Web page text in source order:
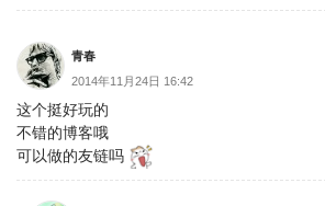
青春
2014年11月24日 16:42
这个挺好玩的
不错的博客哦
可以做的友链吗